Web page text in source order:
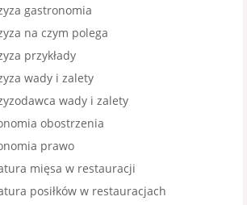
gastronomia
na czym polega
przykłady
wady i zalety
wady i zalety
obostrzenia
prawo
mięsa w restauracji
posiłków w restauracjach